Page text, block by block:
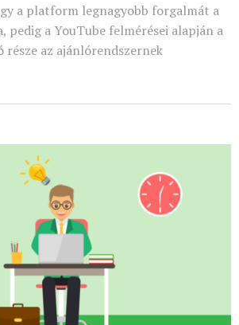
a platform legnagyobb forgalmát a
pedig a YouTube felmérései alapján a
az ajánlórendszernek